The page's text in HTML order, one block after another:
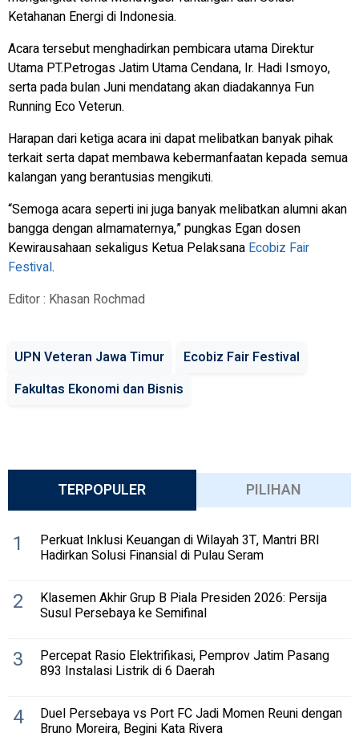
Ketahanan Energi di Indonesia.
Acara tersebut menghadirkan pembicara utama Direktur
Utama PT.Petrogas Jatim Utama Cendana, Ir. Hadi Ismoyo,
serta pada bulan Juni mendatang akan diadakannya Fun
Running Eco Veterun.
Harapan dari ketiga acara ini dapat melibatkan banyak pihak
terkait serta dapat membawa kebermanfaatan kepada semua
kalangan yang berantusias mengikuti.
“Semoga acara seperti ini juga banyak melibatkan alumni akan
bangga dengan almamaternya,” pungkas Egan dosen
Kewirausahaan sekaligus Ketua Pelaksana Ecobiz Fair
Festival.
Editor : Khasan Rochmad
UPN Veteran Jawa Timur
Ecobiz Fair Festival
Fakultas Ekonomi dan Bisnis
TERPOPULER PILIHAN
1 Perkuat Inklusi Keuangan di Wilayah 3T, Mantri BRI
Hadirkan Solusi Finansial di Pulau Seram
2 Klasemen Akhir Grup B Piala Presiden 2026: Persija
Susul Persebaya ke Semifinal
3 Percepat Rasio Elektrifikasi, Pemprov Jatim Pasang
893 Instalasi Listrik di 6 Daerah
4 Duel Persebaya vs Port FC Jadi Momen Reuni dengan
Bruno Moreira, Begini Kata Rivera